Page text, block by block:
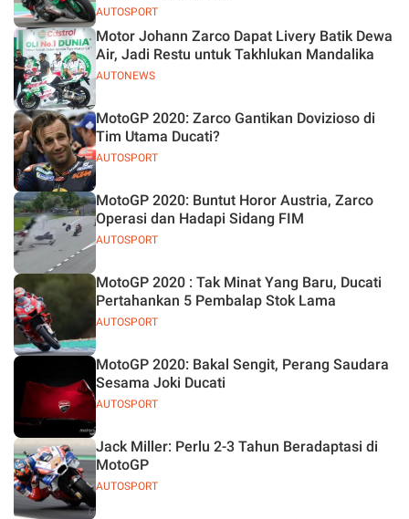
AUTOSPORT
AUTONEWS
Motor Johann Zarco Dapat Livery Batik Dewa
Air, Jadi Restu untuk Takhlukan Mandalika
AUTOSPORT
MotoGP 2020: Zarco Gantikan Dovizioso di
Tim Utama Ducati?
AUTOSPORT
MotoGP 2020: Buntut Horor Austria, Zarco
Operasi dan Hadapi Sidang FIM
AUTOSPORT
MotoGP 2020 : Tak Minat Yang Baru, Ducati
Pertahankan 5 Pembalap Stok Lama
AUTOSPORT
MotoGP 2020: Bakal Sengit, Perang Saudara
Sesama Joki Ducati
AUTOSPORT
Jack Miller: Perlu 2-3 Tahun Beradaptasi di
MotoGP